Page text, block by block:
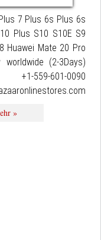
7 Plus 6s Plus 6s
Plus S10 S10E S9
Huawei Mate 20 Pro
(2-3Days)
601-0090
»